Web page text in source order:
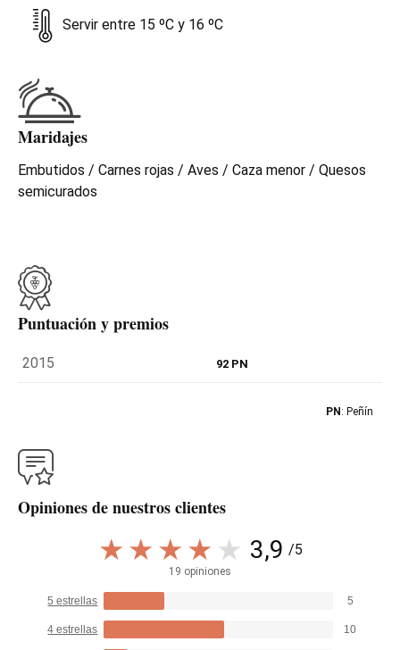
Servir entre 15 ºC y 16 ºC
Maridajes
Embutidos / Carnes rojas / Aves / Caza menor / Quesos
semicurados
Puntuación y premios
2015 92 PN
PN: Peñín
Opiniones de nuestros clientes
3,9 /5
19 opiniones
5 estrellas 5
4 estrellas 10